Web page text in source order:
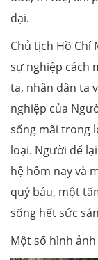
đại.
Chủ tịch Hồ
sự nghiệp cách
ta, nhân dân ta
nghiệp của
sống mãi trong
loại. Người để
hệ hôm nay và
quý báu, một
sống hết sức
Một số hình